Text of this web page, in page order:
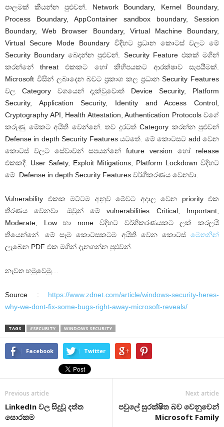
පාලමක් කියන්න පුළුවන්. Network Boundary, Kernel Boundary,
Process Boundary, AppContainer sandbox boundary, Session
Boundary, Web Browser Boundary, Virtual Machine Boundary,
Virtual Secure Mode Boundary විදිහට ප්‍රධාන කොටස් වලට මේ
Security Boundary බෙදන්න පුළුවන්. Security Feature එකක් මගින්
කරන්නේ threat එකකට හෝ කිහිපයකට ආරක්ෂාව සැපයීමක්.
Microsoft විසින් ලබාදෙන බවට ප්‍රකාශ කල ප්‍රධාන Security Features
වල Category වශයෙන් දැක්වුවොත් Device Security, Platform
Security, Application Security, Identity and Access Control,
Cryptography API, Health Attestation, Authentication Protocols වගේ
කරුණු මේකට අයිති වෙන්නේ. තව දුරටත් Category කරන්න පුළුවන්
Defense in depth Security Features යටතේ. මේ කොටසට add වෙන
කොටස් වලට සේවාවන් සපයන්නේ future version හෝ release
එකකදී. User Safety, Exploit Mitigations, Platform Lockdown විදිහට
මේ Defense in depth Security Features වර්ගීකරණය වෙනවා.
Vulnerability එකක මට්ටම අනුව මේවට අදාල වෙන priority එක
තීරණය වෙනවා. ඔවුන් මේ vulnerabilities Critical, Important,
Moderate, Low හා none විදිහට වර්ගීකරණයකට ලක් කරලයි
තියෙන්නේ. මේ සෑම කොටසකටම අයිති වෙන කොටස් මෙතනින්
ලැබෙන PDF එක මගින් දැනගන්න පුළුවන්.
නැවත හමුවෙමු…
Source : https://www.zdnet.com/article/windows-security-heres-
why-we-dont-fix-some-bugs-right-away-microsoft-reveals/
TAGS #SECURITY WINDOWS SECURITY
Facebook Twitter
Previous article
LinkedIn වල සිදුවූ දත්ත
සොරකම
Next article
පවුලේ සුරක්ෂිත බව වෙනුවෙන්
Microsoft Family